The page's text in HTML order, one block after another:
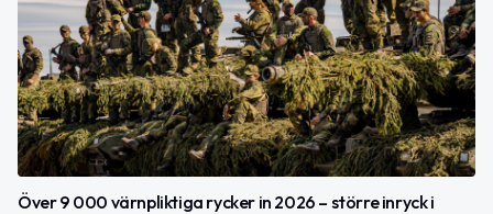
Över 9 000 värnpliktiga rycker in 2026 – större inryck i